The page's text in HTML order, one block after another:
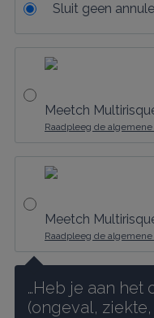
Sluit geen
Meetch
Raadpleeg de
Meetch
Raadpleeg de
…Heb je aan
(ongeval,